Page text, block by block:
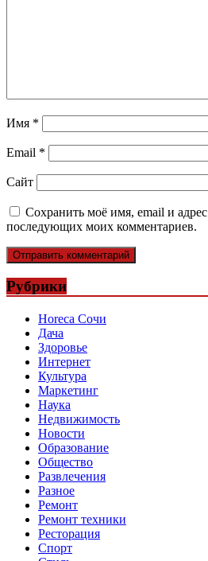
Имя *
Email *
Сайт
Сохранить моё имя, email и адрес
последующих моих комментариев.
Рубрики
Horeca Сочи
Дача
Здоровье
Интернет
Культура
Маркетинг
Наука
Недвижимость
Новости
Образование
Общество
Развлечения
Разное
Ремонт
Ремонт техники
Ресторация
Спорт